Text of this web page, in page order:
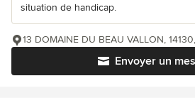
situation de handicap.
Envoyer un
13 DOMAINE DU BEAU VALLON,